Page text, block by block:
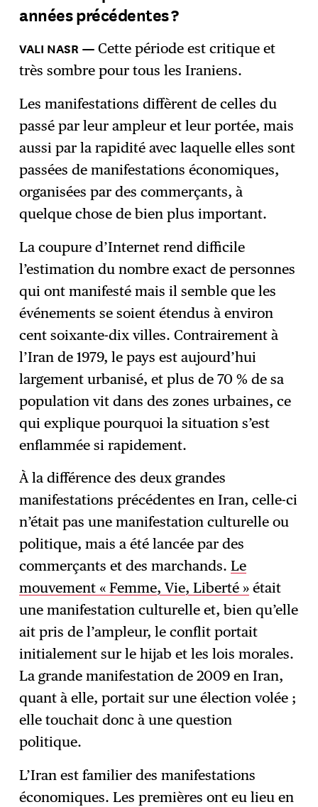
années précédentes ?
Cette période est critique et
très sombre pour tous les Iraniens.
Les manifestations diffèrent de celles du
passé par leur ampleur et leur portée, mais
aussi par la rapidité avec laquelle elles sont
passées de manifestations économiques,
organisées par des commerçants, à
quelque chose de bien plus important.
La coupure d’Internet rend difficile
l’estimation du nombre exact de personnes
qui ont manifesté mais il semble que les
événements se soient étendus à environ
cent soixante-dix villes. Contrairement à
l’Iran de 1979, le pays est aujourd’hui
largement urbanisé, et plus de 70 % de sa
population vit dans des zones urbaines, ce
qui explique pourquoi la situation s’est
enflammée si rapidement.
À la différence des deux grandes
manifestations précédentes en Iran, celle-ci
n’était pas une manifestation culturelle ou
politique, mais a été lancée par des
commerçants et des marchands.Le
mouvement « Femme, Vie, Liberté » était
une manifestation culturelle et, bien qu’elle
ait pris de l’ampleur, le conflit portait
initialement sur le hijab et les lois morales.
La grande manifestation de 2009 en Iran,
quant à elle, portait sur une élection volée ;
elle touchait donc à une question
politique.
L’Iran est familier des manifestations
économiques. Les premières ont eu lieu en